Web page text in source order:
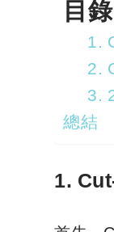
目錄
1.
2.
3.
總結
1.